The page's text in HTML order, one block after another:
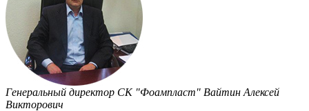
Генеральный директор СК "Фоампласт" Вайтин Алексей
Викторович